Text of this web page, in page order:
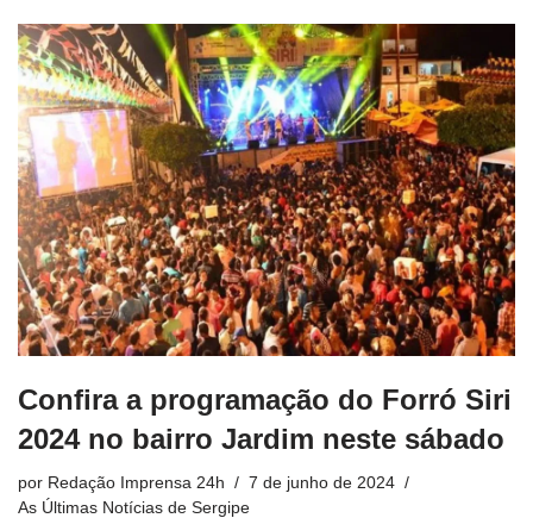
Confira a programação do Forró Siri
2024 no bairro Jardim neste sábado
por Redação Imprensa 24h
7 de junho de 2024
As Últimas Notícias de Sergipe